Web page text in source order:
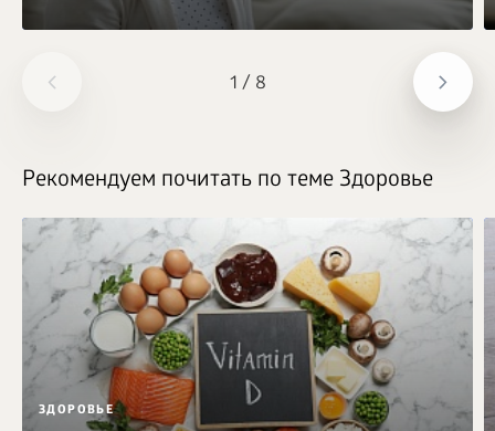
1 / 8
Рекомендуем почитать по теме Здоровье
ЗДОРОВЬЕ